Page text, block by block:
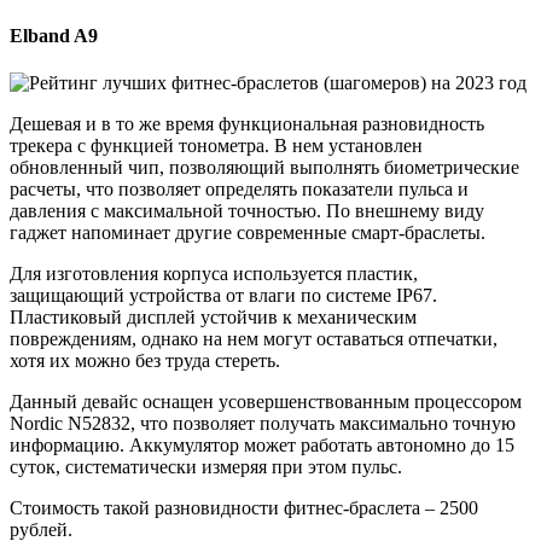
Elband A9
Дешевая и в то же время функциональная разновидность
трекера с функцией тонометра. В нем установлен
обновленный чип, позволяющий выполнять биометрические
расчеты, что позволяет определять показатели пульса и
давления с максимальной точностью. По внешнему виду
гаджет напоминает другие современные смарт-браслеты.
Для изготовления корпуса используется пластик,
защищающий устройства от влаги по системе IP67.
Пластиковый дисплей устойчив к механическим
повреждениям, однако на нем могут оставаться отпечатки,
хотя их можно без труда стереть.
Данный девайс оснащен усовершенствованным процессором
Nordic N52832, что позволяет получать максимально точную
информацию. Аккумулятор может работать автономно до 15
суток, систематически измеряя при этом пульс.
Стоимость такой разновидности фитнес-браслета – 2500
рублей.